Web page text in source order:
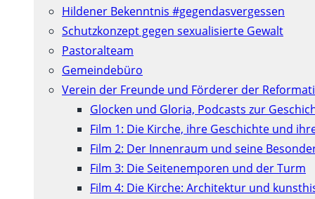
Hildener Bekenntnis #gegendasvergessen
Schutzkonzept gegen sexualisierte Gewalt
Pastoralteam
Gemeindebüro
Verein der Freunde und Förderer der
Glocken und Gloria, Podcasts zur
Film 1: Die Kirche, ihre Geschichte und
Film 2: Der Innenraum und seine
Film 3: Die Seitenemporen und der Turm
Film 4: Die Kirche: Architektur und